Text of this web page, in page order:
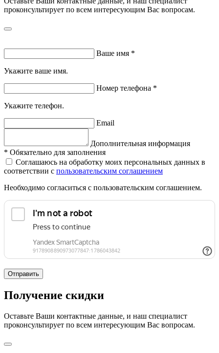
проконсультирует по всем интересующим Вас вопросам.
Ваше имя *
Укажите ваше имя.
Номер телефона *
Укажите телефон.
Email
Дополнительная информация
* Обязательно для заполнения
Соглашаюсь на обработку моих персональных данных в
соответствии с пользовательским соглашением
Необходимо согласиться с пользовательским соглашением.
Отправить
Получение скидки
Оставьте Ваши контактные данные, и наш специалист
проконсультирует по всем интересующим Вас вопросам.